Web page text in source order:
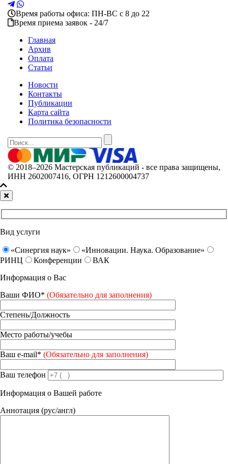
Время работы офиса: ПН-ВС с 8 до 22
Время приема заявок - 24/7
Главная
Архив
Оплата
Статьи
Новости
Контакты
Публикации
Карта сайта
Политика безопасности
© 2018–2026 Мастерская публикаций - все права защищены,
ИНН 2602007416, ОГРН 1212600004737
Вид услуги
«Синергия наук»
«Инновации. Наука. Образование»
РИНЦ
Конференции
ВАК
Информация о Вас
Ваши ФИО* (Обязательно для заполнения)
Степень/Должность
Место работы/учебы
Ваш e-mail* (Обязательно для заполнения)
Ваш телефон
Информация о Вашей работе
Аннотация (рус/англ)